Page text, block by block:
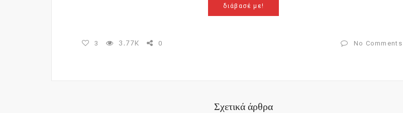
διάβασέ με!
3 3.77K 0 No Comments
Σχετικά άρθρα